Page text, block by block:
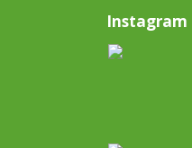
Instagram